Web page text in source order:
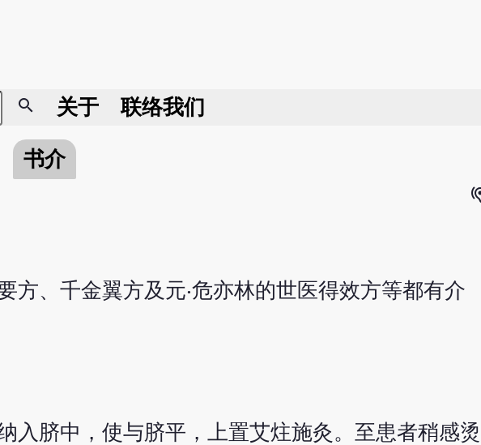
search 关于 联络我们
书介
方、千金翼方及元‧危亦林的世医得效方等都有介
入脐中，使与脐平，上置艾炷施灸。至患者稍感烫